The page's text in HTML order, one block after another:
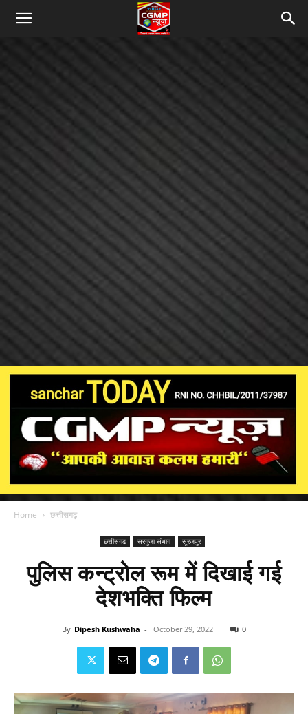
Home छत्तीसगढ़
छत्तीसगढ़ सरगुजा संभाग सूरजपुर
पुलिस कन्ट्रोल रूम में दिखाई गई
देशभक्ति फिल्म
By Dipesh Kushwaha - October 29, 2022 0